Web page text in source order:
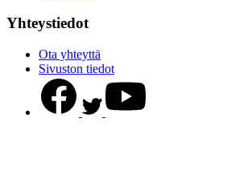
Yhteystiedot
Ota yhteyttä
Sivuston tiedot